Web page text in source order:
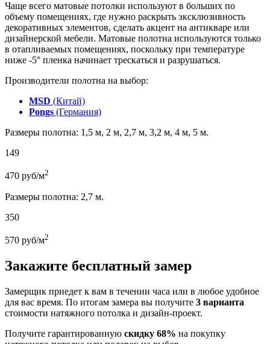
Чаще всего матовые потолки используют в больших по
объему помещениях, где нужно раскрыть эксклюзивность
декоративных элементов, сделать акцент на антикваре или
дизайнерской мебели. Матовые полотна используются только
в отапливаемых помещениях, поскольку при температуре
ниже -5° пленка начинает трескаться и разрушаться.
Производители полотна на выбор:
MSD (Китай)
Pongs (Германия)
Размеры полотна: 1,5 м, 2 м, 2,7 м, 3,2 м, 4 м, 5 м.
149
470 руб/м2
Размеры полотна: 2,7 м.
350
570 руб/м2
Закажите бесплатный замер
Замерщик приедет к вам в течении часа или в любое удобное
для вас время. По итогам замера вы получите 3 варианта
стоимости натяжного потолка и дизайн-проект.
Получите гарантированную скидку 68% на покупку